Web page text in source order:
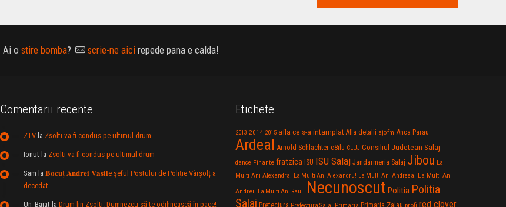
Ai o stire bomba? scrie-ne aicirepede pana e calda!
Comentarii recente
ZTVla Zsolti va fi condus pe ultimul drum
Ionut la Zsolti va fi condus pe ultimul drum
Sam la 𝐁𝐨𝐜𝐮ț 𝐀𝐧𝐝𝐫𝐞𝐢 𝐕𝐚𝐬𝐢𝐥e şeful Postului de Poliție Vârșolț a
decedat
Un_Baiat la Drum lin Zsolti. Dumnezeu sã te odihneascã în pace!
Etichete
2013 2014 2015 afla ce s-a intamplat Afla detalii ajofm Anca Parau
Ardeal Arnold Schlachter c8ilu CLUJ Consiliul Judetean Salaj
dance Finante fratzica ISU ISU Salaj Jandarmeria Salaj Jibou La
Multi Ani Alexandra! La Multi Ani Alexandru! La Multi Ani Andreea! La Multi Ani
Andrei! La Multi Ani Raul! Necunoscut Politia Politia
Salaj Prefectura Primaria Zalau profi red clover